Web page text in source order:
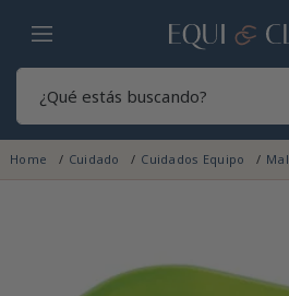
Hogar
Home Cuidado Cuidados Equipo